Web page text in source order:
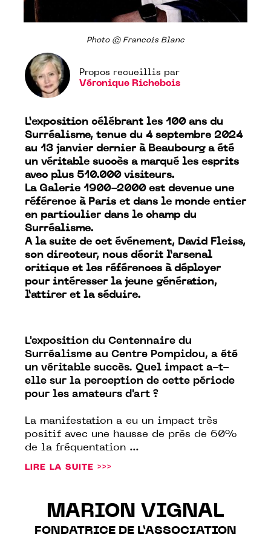
Photo © Francois Blanc
Propos recueillis par
Véronique Richebois
L’exposition célébrant les 100 ans du
Surréalisme, tenue du 4 septembre 2024
au 13 janvier dernier à Beaubourg a été
un véritable succès a marqué les esprits
avec plus 510.000 visiteurs.
La Galerie 1900-2000 est devenue une
référence à Paris et dans le monde entier
en particulier dans le champ du
Surréalisme.
A la suite de cet événement, David Fleiss,
son directeur, nous décrit l’arsenal
critique et les références à déployer
pour intéresser la jeune génération,
l’attirer et la séduire.
L'exposition du Centennaire du
Surréalisme au Centre Pompidou, a été
un véritable succès. Quel impact a-t-
elle sur la perception de cette période
pour les amateurs d'art ?
La manifestation a eu un impact très
positif avec une hausse de près de 60%
de la fréquentation ...
LIRE LA SUITE >>>
MARION VIGNAL
FONDATRICE DE L’ASSOCIATION